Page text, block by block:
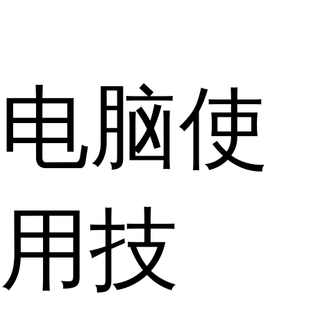
电脑使
用技